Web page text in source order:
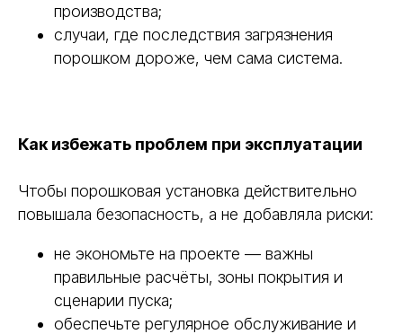
производства;
случаи, где последствия загрязнения
порошком дороже, чем сама система.
Как избежать проблем при эксплуатации
Чтобы порошковая установка действительно
повышала безопасность, а не добавляла риски:
не экономьте на проекте — важны
правильные расчёты, зоны покрытия и
сценарии пуска;
обеспечьте регулярное обслуживание и